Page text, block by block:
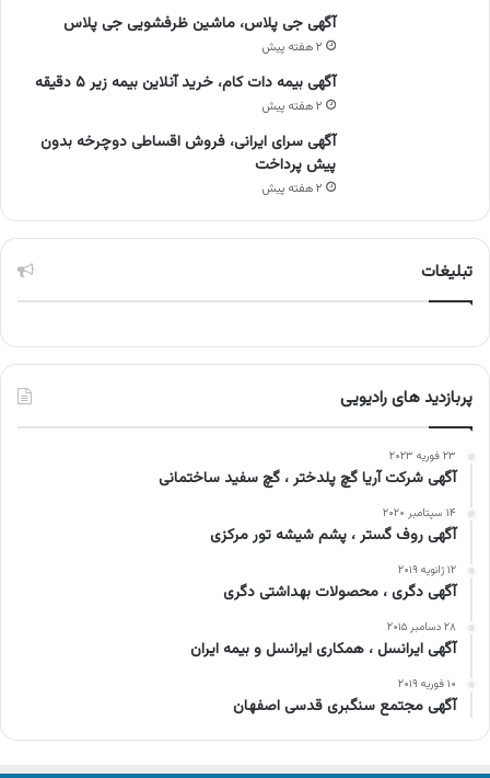
آگهی جی پلاس، ماشین ظرفشویی جی پلاس
۲ هفته پیش
آگهی بیمه دات کام، خرید آنلاین بیمه زیر ۵ دقیقه
۲ هفته پیش
آگهی سرای ایرانی، فروش اقساطی دوچرخه بدون
پیش پرداخت
۲ هفته پیش
تبلیغات
پربازدید های رادیویی
۲۳ فوریه ۲۰۲۳
آگهی شرکت آریا گچ پلدختر ، گچ سفید ساختمانی
۱۴ سپتامبر ۲۰۲۰
آگهی روف گستر ، پشم شیشه تور مرکزی
۱۲ ژانویه ۲۰۱۹
آگهی دگری ، محصولات بهداشتی دگری
۲۸ دسامبر ۲۰۱۵
آگهی ایرانسل ، همکاری ایرانسل و بیمه ایران
۱۰ فوریه ۲۰۱۹
آگهی مجتمع سنگبری قدسی اصفهان